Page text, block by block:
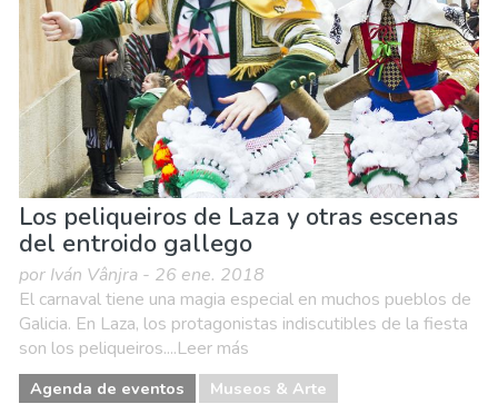
Naturaleza & aire libre
Playas
Vida nocturna & Bares
Los peliqueiros de Laza y otras escenas
del entroido gallego
por Iván Vânjra - 26 ene. 2018
El carnaval tiene una magia especial en muchos pueblos de
Galicia. En Laza, los protagonistas indiscutibles de la fiesta
son los peliqueiros....Leer más
Agenda de eventos
Museos & Arte